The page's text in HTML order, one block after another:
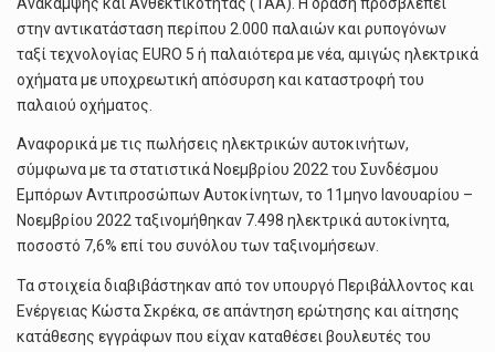
στην αντικατάσταση περίπου 2.000 παλαιών και ρυπογόνων
ταξί τεχνολογίας EURO 5 ή παλαιότερα με νέα, αμιγώς ηλεκτρικά
οχήματα με υποχρεωτική απόσυρση και καταστροφή του
παλαιού οχήματος.
Αναφορικά με τις πωλήσεις ηλεκτρικών αυτοκινήτων,
σύμφωνα με τα στατιστικά Νοεμβρίου 2022 του Συνδέσμου
Εμπόρων Αντιπροσώπων Αυτοκίνητων, το 11μηνο Ιανουαρίου –
Νοεμβρίου 2022 ταξινομήθηκαν 7.498 ηλεκτρικά αυτοκίνητα,
ποσοστό 7,6% επί του συνόλου των ταξινομήσεων.
Τα στοιχεία διαβιβάστηκαν από τον υπουργό Περιβάλλοντος και
Ενέργειας Κώστα Σκρέκα, σε απάντηση ερώτησης και αίτησης
κατάθεσης εγγράφων που είχαν καταθέσει βουλευτές του